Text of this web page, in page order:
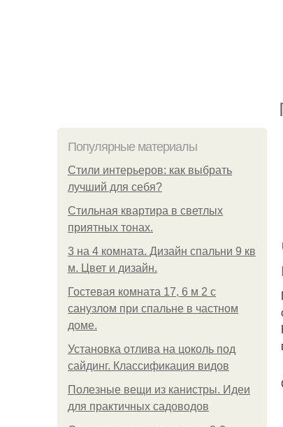
Популярные материалы
Стили интерьеров: как выбрать
лучший для себя?
Стильная квартира в светлых
приятных тонах.
3 на 4 комната. Дизайн спальни 9 кв
м. Цвет и дизайн.
Гостевая комната 17, 6 м 2 с
санузлом при спальне в частном
доме.
Установка отлива на цоколь под
сайдинг. Классификация видов
Полезные вещи из канистры. Идеи
для практичных садоводов